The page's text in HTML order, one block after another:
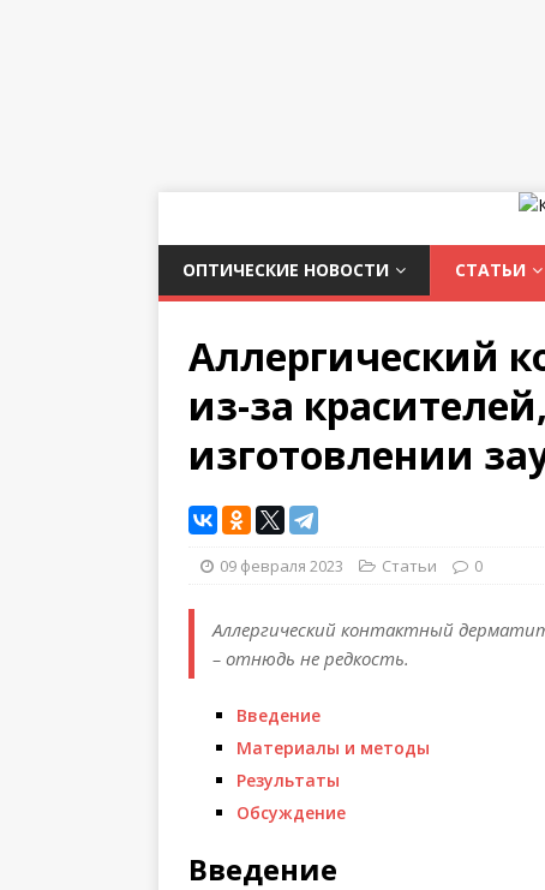
ОПТИЧЕСКИЕ НОВОСТИ СТАТЬИ
Аллергический
из-за
изготовлении
09 февраля 2023 Статьи 0
Аллергический контактный
– отнюдь не редкость.
Введение
Материалы и методы
Результаты
Обсуждение
Введение